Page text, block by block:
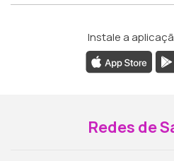
Instale a
Redes de